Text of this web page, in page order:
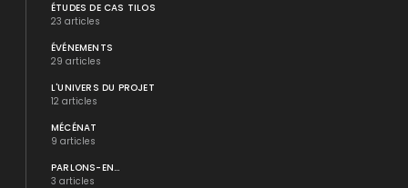
ÉTUDES DE CAS TILOS
23 articles
ÉVÉNEMENTS
29 articles
L'UNIVERS DU PROJET
12 articles
MÉCÉNAT
9 articles
PARLONS-EN...
3 articles